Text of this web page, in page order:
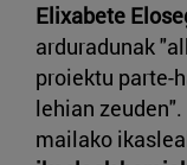
Elixabete
arduradunak
proiektu parte-
lehian
mailako